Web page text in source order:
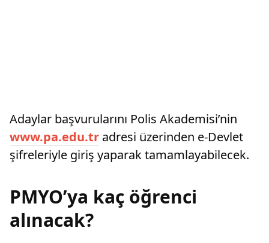
Adaylar başvurularını Polis Akademisi’nin
www.pa.edu.tr adresi üzerinden e-Devlet
şifreleriyle giriş yaparak tamamlayabilecek.
PMYO’ya kaç öğrenci
alınacak?